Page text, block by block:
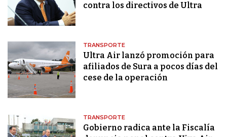
contra los directivos de Ultra
TRANSPORTE
Ultra Air lanzó promoción para
afiliados de Sura a pocos días del
cese de la operación
TRANSPORTE
Gobierno radica ante la Fiscalía